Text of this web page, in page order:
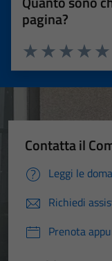
pagina?
Valuta
Valuta 3
Valuta 2 stelle
Valuta 1 stelle su 5
Contatta il
Leggi le
Richiedi
Prenota